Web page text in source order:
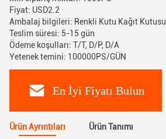
Fiyat: USD2.2
Ambalaj bilgileri: Renkli Kutu Kağıt Kutusu
Teslim süresi: 5-15 gün
Ödeme koşulları: T/T, D/P, D/A
Yetenek temini: 100000PS/GÜN
En İyi Fiyatı Bulun
Ürün Ayrıntıları Ürün Tanımı